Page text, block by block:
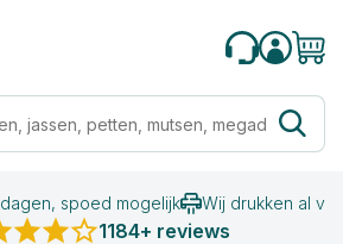
spoed mogelijk Wij drukken al
1184+ reviews